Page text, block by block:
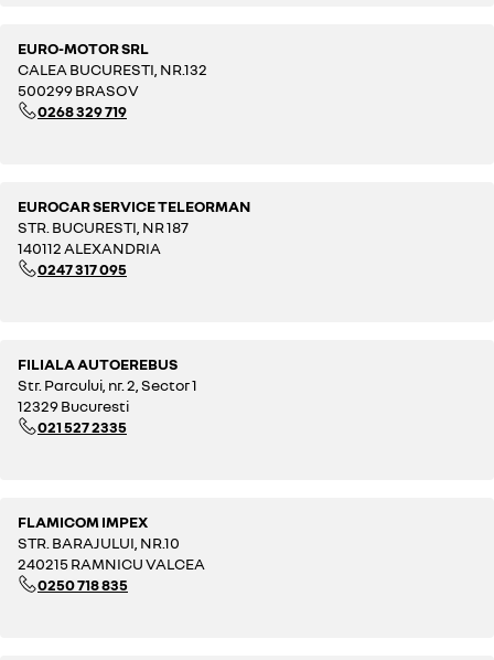
EURO-MOTOR SRL
CALEA BUCURESTI, NR.132
500299 BRASOV
0268 329 719
EUROCAR SERVICE TELEORMAN
STR. BUCURESTI, NR 187
140112 ALEXANDRIA
0247 317 095
FILIALA AUTOEREBUS
Str. Parcului, nr. 2, Sector 1
12329 Bucuresti
021 527 2335
FLAMICOM IMPEX
STR. BARAJULUI, NR.10
240215 RAMNICU VALCEA
0250 718 835